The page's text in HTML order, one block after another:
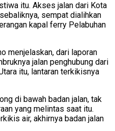
itu. Akses jalan dari Kota
sempat dialihkan
kapal ferry Pelabuhan
menjelaskan, dari laporan
jalan penghubung dari
itu, lantaran terkikisnya
di bawah badan jalan, tak
yang melintas saat itu.
air, akhirnya badan jalan